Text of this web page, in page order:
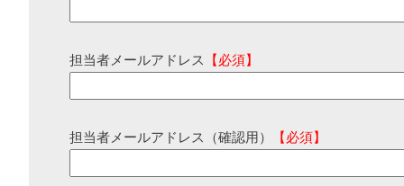
担当者メールアドレス 【必須】
担当者メールアドレス（確認用） 【必須】